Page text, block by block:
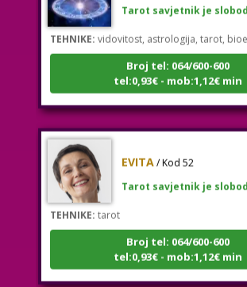
TEHNIKE:vidovitost, astrologija, tarot,
Broj tel: 064/600-600
tel:0,93€ - mob:1,12€ min
TEHNIKE:tarot
Broj tel: 064/600-600
tel:0,93€ - mob:1,12€ min